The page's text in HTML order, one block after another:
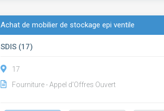
Achat de mobilier de stockage epi ventile
SDIS (17)
17
Fourniture - Appel d'Offres Ouvert